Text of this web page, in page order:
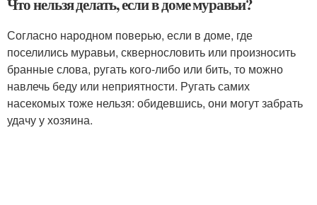
Что нельзя делать, если в доме муравьи?
Согласно народном поверью, если в доме, где
поселились муравьи, сквернословить или произносить
бранные слова, ругать кого-либо или бить, то можно
навлечь беду или неприятности. Ругать самих
насекомых тоже нельзя: обидевшись, они могут забрать
удачу у хозяина.